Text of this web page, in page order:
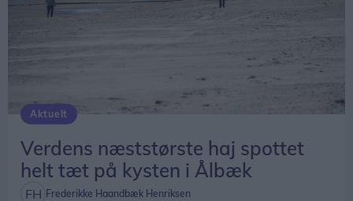
Aktuelt
Verdens næststørste haj spottet
helt tæt på kysten i Ålbæk
Frederikke Haandbæk Henriksen